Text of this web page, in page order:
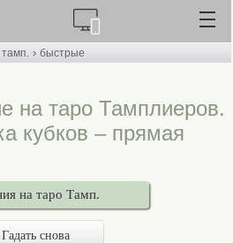
› быстрые
на таро Тамплиеров.
кубков – прямая
на таро Тамп.
Гадать снова